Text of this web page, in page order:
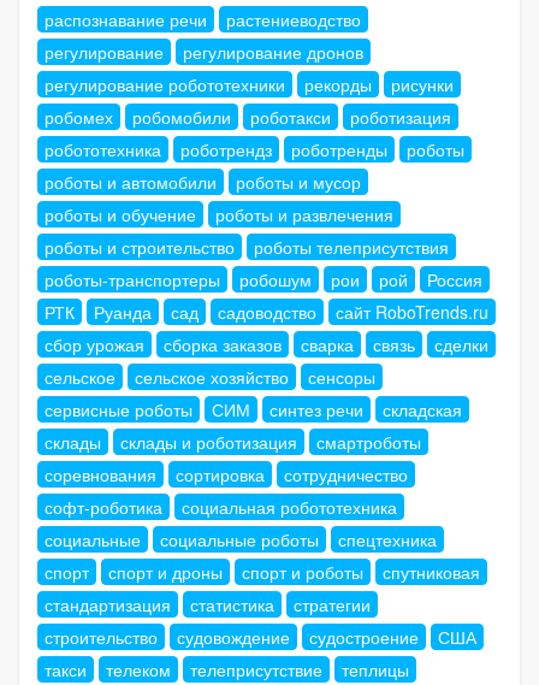
распознавание речи
растениеводство
регулирование
регулирование дронов
регулирование робототехники
рекорды
рисунки
робомех
робомобили роботакси
роботизация
робототехника
роботрендз роботренды
роботы
роботы и автомобили
роботы и мусор
роботы и обучение
роботы и развлечения
роботы и строительство
роботы телеприсутствия
роботы-транспортеры
робошум рои рой
Россия
РТК
Руанда сад садоводство
сайт RoboTrends.ru
сбор урожая
сборка заказов сварка связь
сделки
сельское
сельское хозяйство
сенсоры
сервисные роботы
СИМ синтез речи
складская
склады
склады и роботизация
смартроботы
соревнования
сортировка
сотрудничество
софт-роботика
социальная робототехника
социальные
социальные роботы
спецтехника
спорт
спорт и дроны спорт и роботы
спутниковая
стандартизация
статистика
стратегии
строительство
судовождение судостроение
США
такси
телеком телеприсутствие
теплицы